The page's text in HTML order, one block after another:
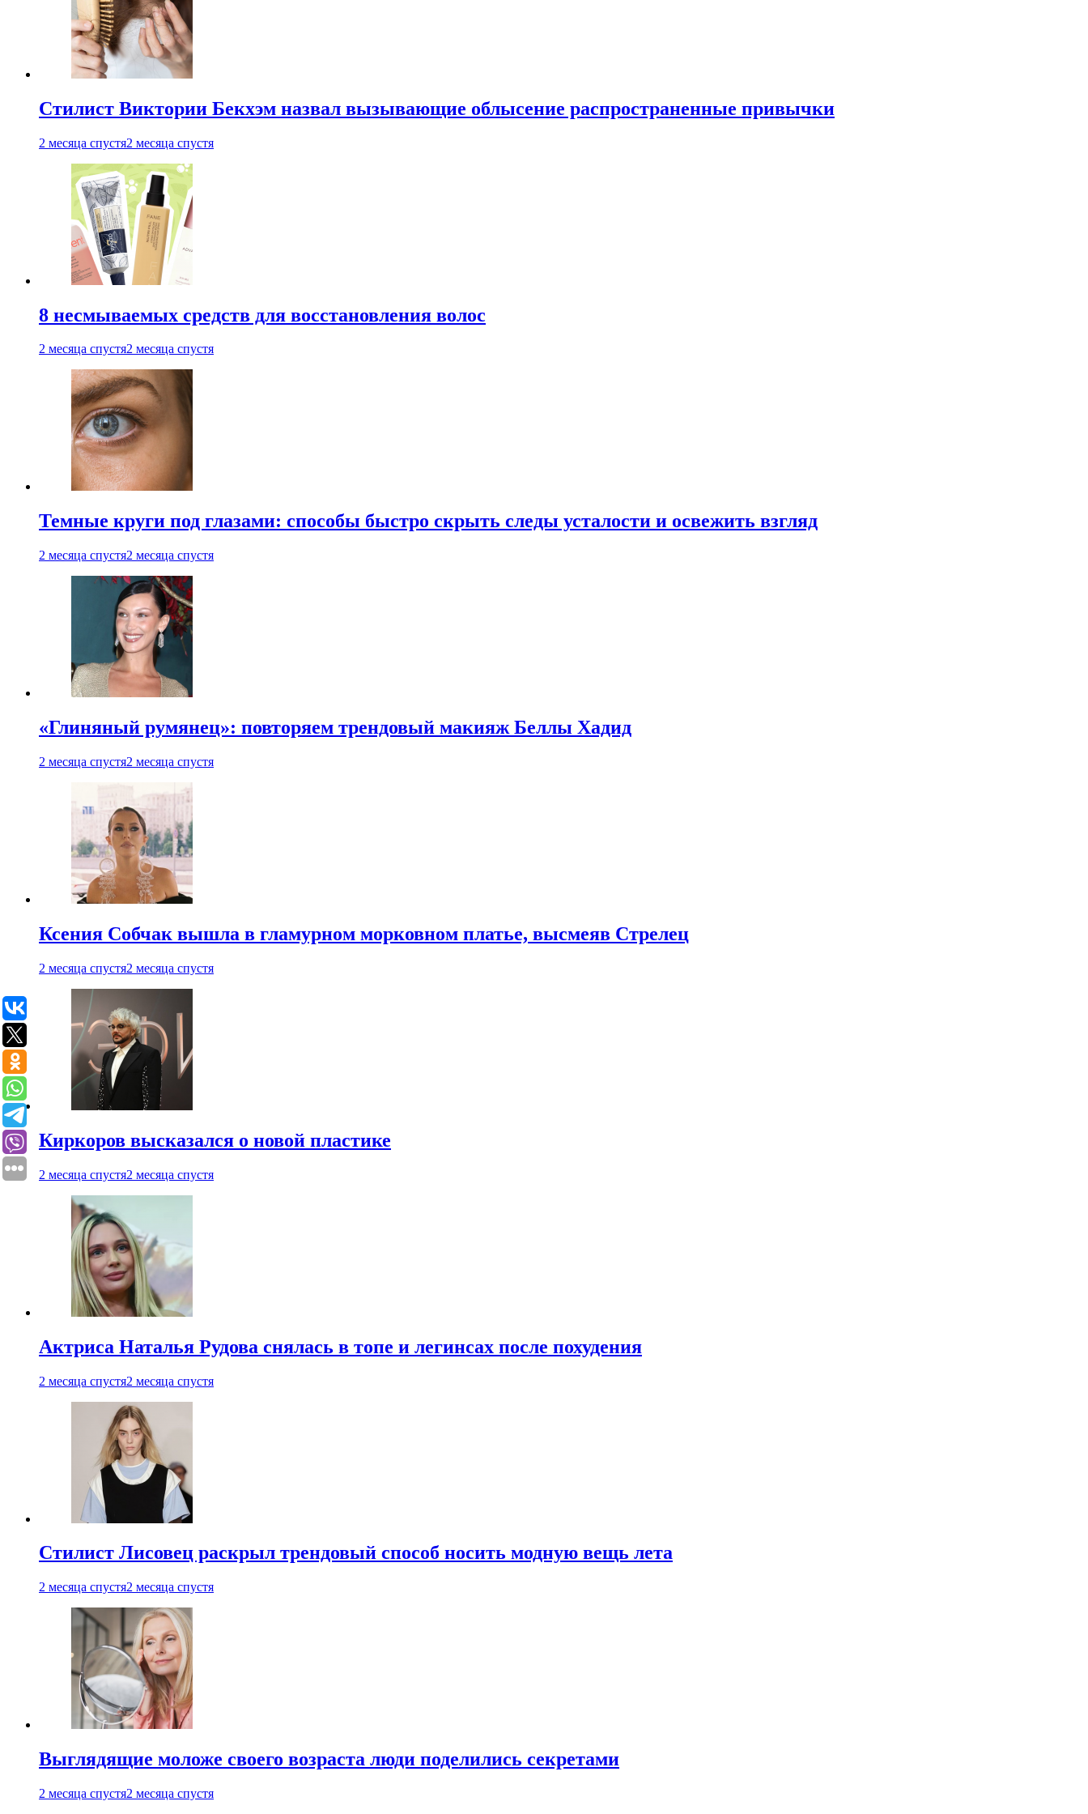
Стилист Виктории Бекхэм назвал вызывающие облысение распространенные привычки
2 месяца спустя2 месяца спустя
8 несмываемых средств для восстановления волос
2 месяца спустя2 месяца спустя
Темные круги под глазами: способы быстро скрыть следы усталости и освежить взгляд
2 месяца спустя2 месяца спустя
«Глиняный румянец»: повторяем трендовый макияж Беллы Хадид
2 месяца спустя2 месяца спустя
Ксения Собчак вышла в гламурном морковном платье, высмеяв Стрелец
2 месяца спустя2 месяца спустя
Киркоров высказался о новой пластике
2 месяца спустя2 месяца спустя
Актриса Наталья Рудова снялась в топе и легинсах после похудения
2 месяца спустя2 месяца спустя
Стилист Лисовец раскрыл трендовый способ носить модную вещь лета
2 месяца спустя2 месяца спустя
Выглядящие моложе своего возраста люди поделились секретами
2 месяца спустя2 месяца спустя